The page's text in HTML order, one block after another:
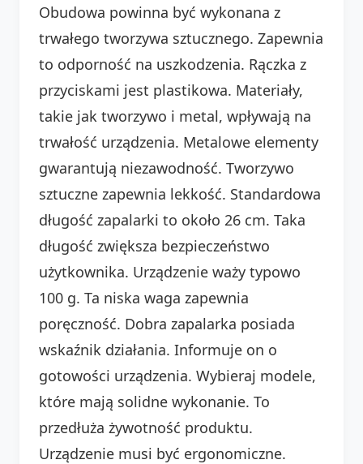
Obudowa powinna być wykonana z
trwałego tworzywa sztucznego. Zapewnia
to odporność na uszkodzenia. Rączka z
przyciskami jest plastikowa. Materiały,
takie jak tworzywo i metal, wpływają na
trwałość urządzenia. Metalowe elementy
gwarantują niezawodność. Tworzywo
sztuczne zapewnia lekkość. Standardowa
długość zapalarki to około 26 cm. Taka
długość zwiększa bezpieczeństwo
użytkownika. Urządzenie waży typowo
100 g. Ta niska waga zapewnia
poręczność. Dobra zapalarka posiada
wskaźnik działania. Informuje on o
gotowości urządzenia. Wybieraj modele,
które mają solidne wykonanie. To
przedłuża żywotność produktu.
Urządzenie musi być ergonomiczne.